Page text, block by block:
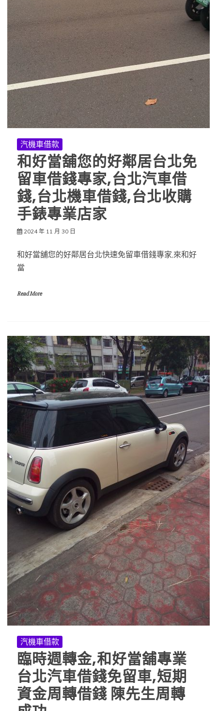
汽機車借款
和好當舖您的好鄰居台北免
留車借錢專家,台北汽車借
錢,台北機車借錢,台北收購
手錶專業店家
2024 年 11 月 30 日
和好當舖您的好鄰居台北快速免留車借錢專家,來和好
當
Read More
汽機車借款
臨時週轉金,和好當舖專業
台北汽車借錢免留車,短期
資金周轉借錢 陳先生周轉